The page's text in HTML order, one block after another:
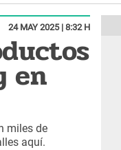
24 MAY 2025 | 8:32 H
en
miles de
aquí.